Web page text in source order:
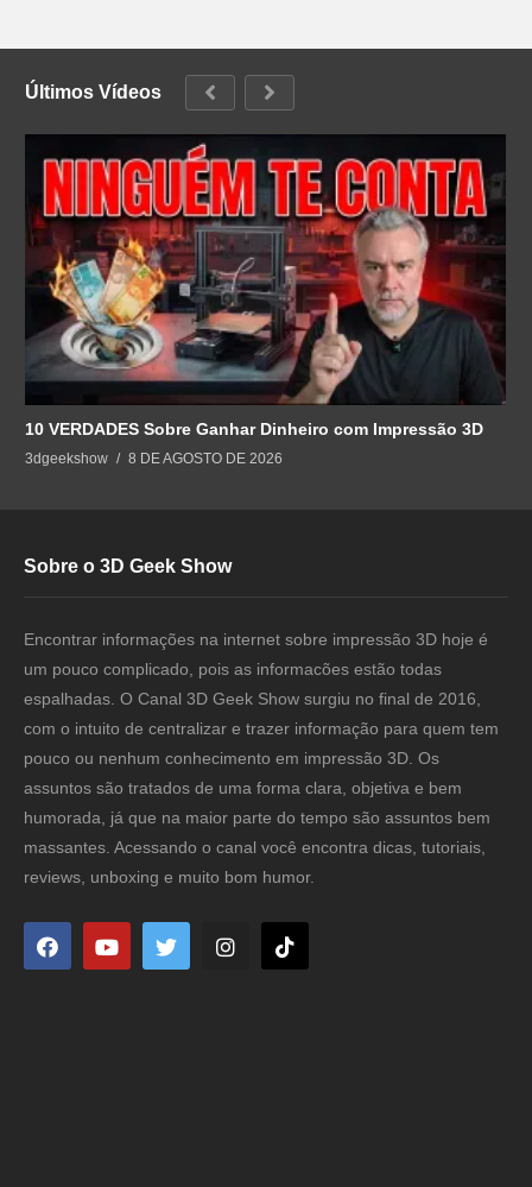
Últimos Vídeos
10 VERDADES Sobre Ganhar Dinheiro com Impressão 3D
3dgeekshow 8 DE AGOSTO DE 2026
Sobre o 3D Geek Show
Encontrar informações na internet sobre impressão 3D hoje é
um pouco complicado, pois as informacões estão todas
espalhadas. O Canal 3D Geek Show surgiu no final de 2016,
com o intuito de centralizar e trazer informação para quem tem
pouco ou nenhum conhecimento em impressão 3D. Os
assuntos são tratados de uma forma clara, objetiva e bem
humorada, já que na maior parte do tempo são assuntos bem
massantes. Acessando o canal você encontra dicas, tutoriais,
reviews, unboxing e muito bom humor.